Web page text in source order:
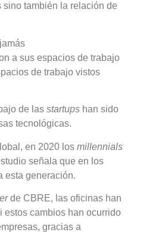
también la relación de
a sus espacios de trabajo
de trabajo vistos
de las startups han sido
tecnológicas.
en 2020 los millennials
señala que en los
esta generación.
de CBRE, las oficinas han
estos cambios han ocurrido
gracias a